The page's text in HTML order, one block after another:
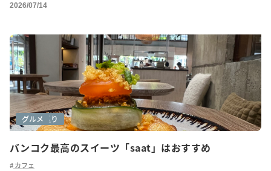
2026/07/14
バンコク最高のスイーツ「saat」はおすすめ
カフェ巡り
グルメ
カフェ